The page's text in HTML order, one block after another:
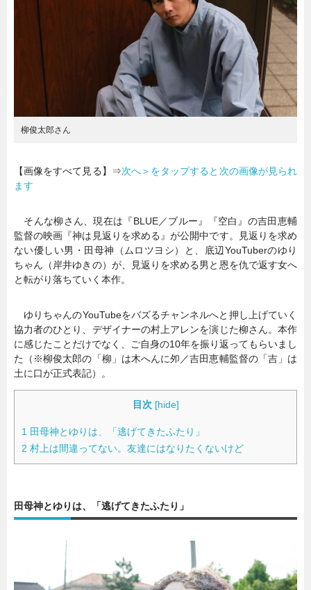
連載一覧
柳俊太郎さん
【画像をすべて見る】⇒次へ＞をタップすると次の画像が見られ
ます
そんな柳さん、現在は『BLUE／ブルー』『空白』の吉田恵輔
監督の映画『神は見返りを求める』が公開中です。見返りを求め
ない優しい男・田母神（ムロツヨシ）と、底辺YouTuberのゆり
ちゃん（岸井ゆきの）が、見返りを求める男と恩を仇で返す女へ
と転がり落ちていく本作。
ゆりちゃんのYouTubeをバズるチャンネルへと押し上げていく
協力者のひとり、デザイナーの村上アレンを演じた柳さん。本作
に感じたことだけでなく、ご自身の10年を振り返ってもらいまし
た（※柳俊太郎の「柳」は木へんに夘／吉田恵輔監督の「吉」は
土に口が正式表記）。
目次 [hide]
1 田母神とゆりは、「逃げてきたふたり」
2 村上は間違ってない。友達にはなりたくないけど
田母神とゆりは、「逃げてきたふたり」